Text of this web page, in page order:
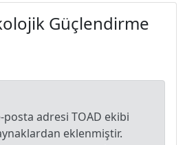
Güçlendirme
adresi TOAD ekibi
eklenmiştir.